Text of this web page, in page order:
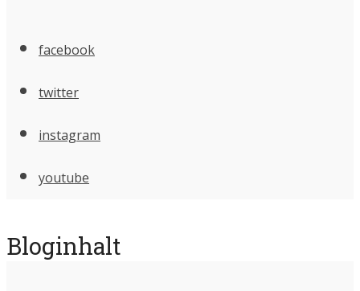
facebook
twitter
instagram
youtube
Bloginhalt